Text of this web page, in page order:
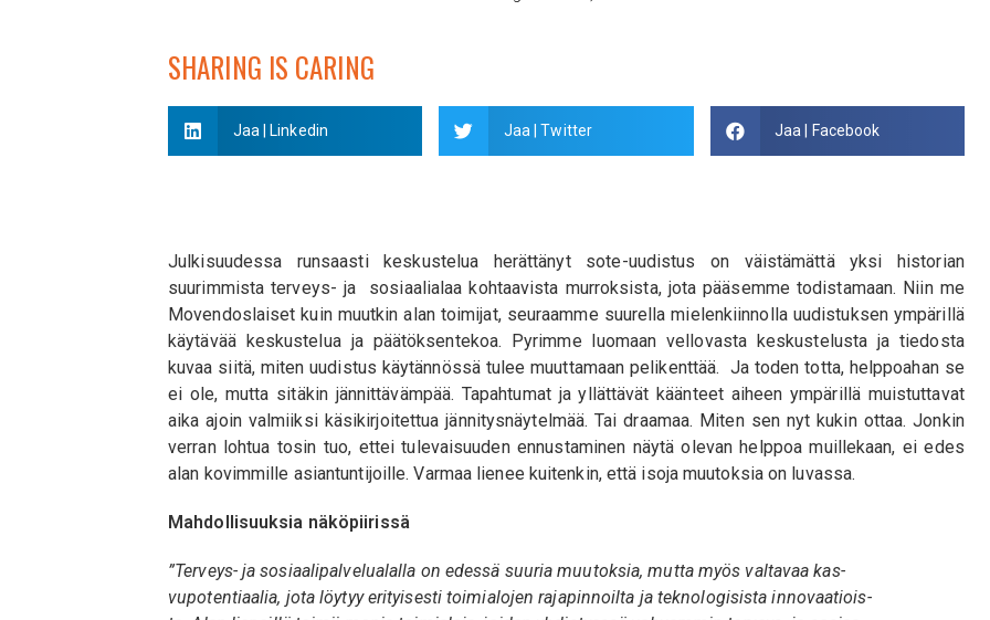
SHARING IS CARING
Jaa | Linkedin Jaa | Twitter Jaa | Facebook
Julkisuudessa runsaasti keskustelua herättänyt sote-uudistus on väistämättä yksi historian
suurimmista terveys- ja sosiaalialaa kohtaavista murroksista, jota pääsemme todistamaan. Niin me
Movendoslaiset kuin muutkin alan toimijat, seuraamme suurella mielenkiinnolla uudistuksen ympärillä
käytävää keskustelua ja päätöksentekoa. Pyrimme luomaan vellovasta keskustelusta ja tiedosta
kuvaa siitä, miten uudistus käytännössä tulee muuttamaan pelikenttää. Ja toden totta, helppoahan se
ei ole, mutta sitäkin jännittävämpää. Tapahtumat ja yllättävät käänteet aiheen ympärillä muistuttavat
aika ajoin valmiiksi käsikirjoitettua jännitysnäytelmää. Tai draamaa. Miten sen nyt kukin ottaa. Jonkin
verran lohtua tosin tuo, ettei tulevaisuuden ennustaminen näytä olevan helppoa muillekaan, ei edes
alan kovimmille asiantuntijoille. Varmaa lienee kuitenkin, että isoja muutoksia on luvassa.
Mahdollisuuksia näköpiirissä
”Terveys- ja sosiaalipalvelualalla on edessä suuria muutoksia, mutta myös valtavaa kas-
vupotentiaalia, jota löytyy erityisesti toimialojen rajapinnoilta ja teknologisista innovaatiois-